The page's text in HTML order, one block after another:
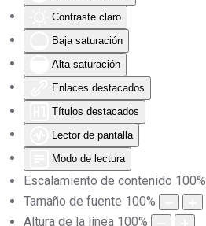
Contraste claro
Baja saturación
Alta saturación
Enlaces destacados
Títulos destacados
Lector de pantalla
Modo de lectura
Escalamiento de contenido 100%
Tamaño de fuente 100%
Altura de la línea 100%